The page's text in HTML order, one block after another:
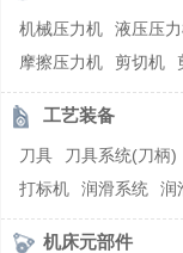
立式铣床
卧式铣床
平面磨床
外圆磨床
内圆磨床
龙门磨床
滚齿机\铣齿机
刨床
车削加工中心
立式加
卧式加工中心
龙门加
机械压力机
液压压
摩擦压力机
剪切机
自动锻压机
折弯机
快速成型机
工艺装备
刀具 刀具系统(刀柄)
打标机
润滑系统
润
切削液
刃磨机
机床元部件